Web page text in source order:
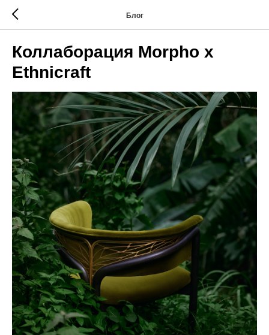
Блог
Коллаборация Morpho х
Ethnicraft